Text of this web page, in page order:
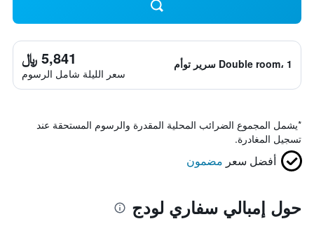
Double room، 1 سرير توأم 5,841 ﷼
سعر الليلة شامل الرسوم
*يشمل المجموع الضرائب المحلية المقدرة والرسوم المستحقة عند
تسجيل المغادرة.
أفضل سعر مضمون
حول إمبالي سفاري لودج